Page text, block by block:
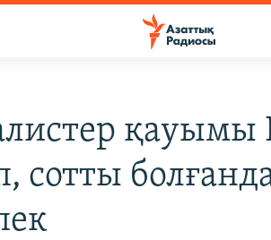
қауымы
сотты